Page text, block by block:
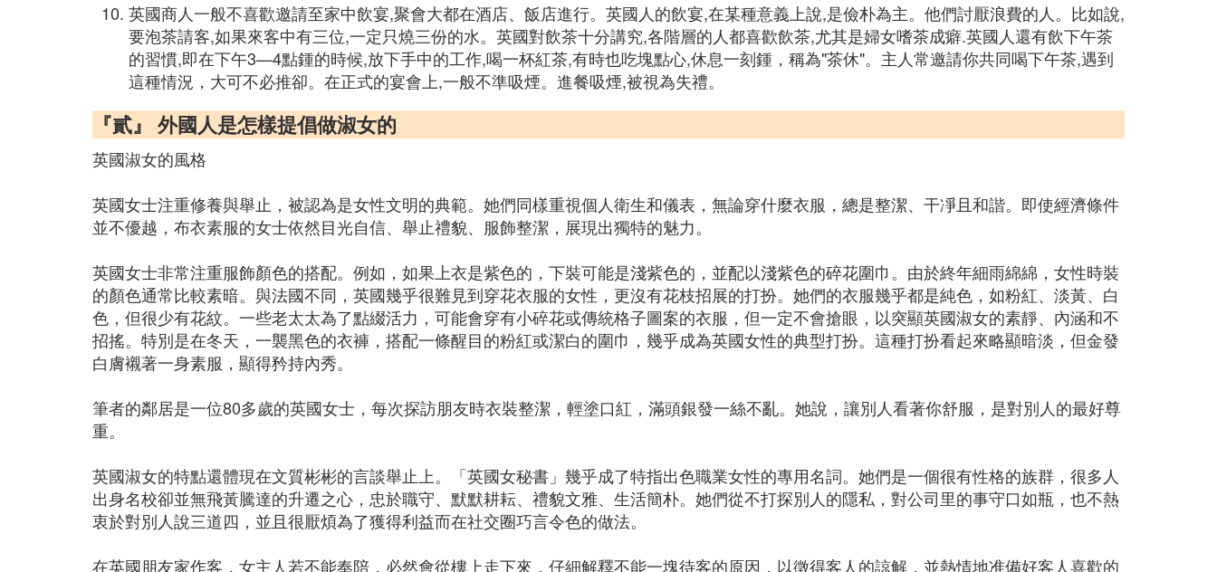
英國商人一般不喜歡邀請至家中飲宴,聚會大都在酒店、飯店進行。英國人的飲宴,在某種意義上說,是儉朴為主。他們討厭浪費的人。比如說,
要泡茶請客,如果來客中有三位,一定只燒三份的水。英國對飲茶十分講究,各階層的人都喜歡飲茶,尤其是婦女嗜茶成癖.英國人還有飲下午茶
的習慣,即在下午3—4點鍾的時候,放下手中的工作,喝一杯紅茶,有時也吃塊點心,休息一刻鍾，稱為"茶休"。主人常邀請你共同喝下午茶,遇到
這種情況，大可不必推卻。在正式的宴會上,一般不準吸煙。進餐吸煙,被視為失禮。
『貳』 外國人是怎樣提倡做淑女的
英國淑女的風格
英國女士注重修養與舉止，被認為是女性文明的典範。她們同樣重視個人衛生和儀表，無論穿什麼衣服，總是整潔、干凈且和諧。即使經濟條件
並不優越，布衣素服的女士依然目光自信、舉止禮貌、服飾整潔，展現出獨特的魅力。
英國女士非常注重服飾顏色的搭配。例如，如果上衣是紫色的，下裝可能是淺紫色的，並配以淺紫色的碎花圍巾。由於終年細雨綿綿，女性時裝
的顏色通常比較素暗。與法國不同，英國幾乎很難見到穿花衣服的女性，更沒有花枝招展的打扮。她們的衣服幾乎都是純色，如粉紅、淡黃、白
色，但很少有花紋。一些老太太為了點綴活力，可能會穿有小碎花或傳統格子圖案的衣服，但一定不會搶眼，以突顯英國淑女的素靜、內涵和不
招搖。特別是在冬天，一襲黑色的衣褲，搭配一條醒目的粉紅或潔白的圍巾，幾乎成為英國女性的典型打扮。這種打扮看起來略顯暗淡，但金發
白膚襯著一身素服，顯得矜持內秀。
筆者的鄰居是一位80多歲的英國女士，每次探訪朋友時衣裝整潔，輕塗口紅，滿頭銀發一絲不亂。她說，讓別人看著你舒服，是對別人的最好尊
重。
英國淑女的特點還體現在文質彬彬的言談舉止上。「英國女秘書」幾乎成了特指出色職業女性的專用名詞。她們是一個很有性格的族群，很多人
出身名校卻並無飛黃騰達的升遷之心，忠於職守、默默耕耘、禮貌文雅、生活簡朴。她們從不打探別人的隱私，對公司里的事守口如瓶，也不熱
衷於對別人說三道四，並且很厭煩為了獲得利益而在社交圈巧言令色的做法。
在英國朋友家作客，女主人若不能奉陪，必然會從樓上走下來，仔細解釋不能一塊待客的原因，以徵得客人的諒解，並熱情地准備好客人喜歡的